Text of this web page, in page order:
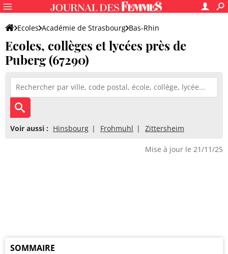
Ecoles Académie de Strasbourg Bas-Rhin
Ecoles, collèges et lycées près de
Puberg (67290)
Voir aussi : Hinsbourg Frohmuhl Zittersheim
Mise à jour le 21/11/25
SOMMAIRE